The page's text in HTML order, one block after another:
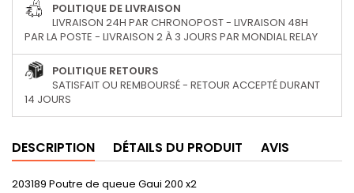
POLITIQUE DE LIVRAISON
LIVRAISON 24H PAR CHRONOPOST - LIVRAISON 48H
PAR LA POSTE - LIVRAISON 2 À 3 JOURS PAR MONDIAL RELAY
POLITIQUE RETOURS
SATISFAIT OU REMBOURSÉ - RETOUR ACCEPTÉ DURANT
14 JOURS
DESCRIPTION DÉTAILS DU PRODUIT AVIS
203189 Poutre de queue Gaui 200 x2